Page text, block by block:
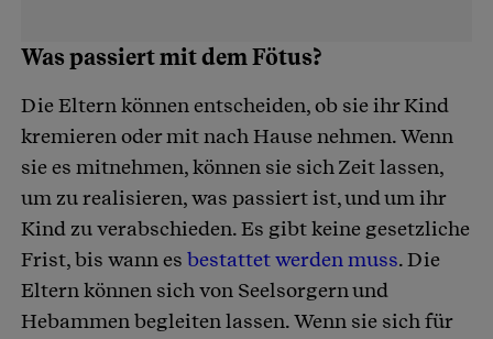
Was passiert mit dem Fötus?
Die Eltern können entscheiden, ob sie ihr Kind
kremieren oder mit nach Hause nehmen. Wenn
sie es mitnehmen, können sie sich Zeit lassen,
um zu realisieren, was passiert ist, und um ihr
Kind zu verabschieden. Es gibt keine gesetzliche
Frist, bis wann es bestattet werden muss. Die
Eltern können sich von Seelsorgern und
Hebammen begleiten lassen. Wenn sie sich für